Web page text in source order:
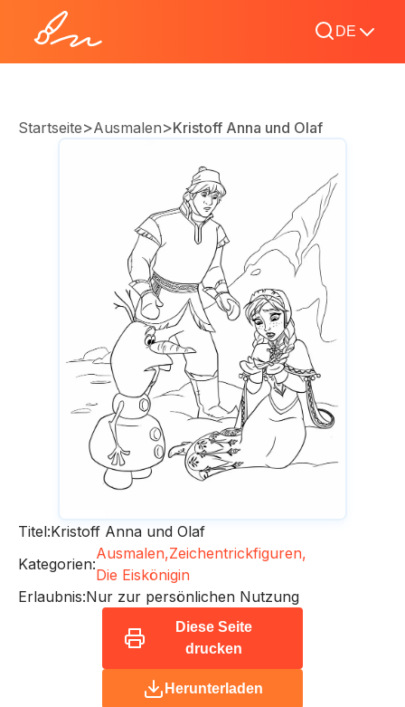
DE
Startseite>Ausmalen>Kristoff Anna und Olaf
Titel:Kristoff Anna und Olaf
Kategorien:
Ausmalen,Zeichentrickfiguren,
Die Eiskönigin
Erlaubnis:Nur zur persönlichen Nutzung
Diese Seite
drucken
Herunterladen